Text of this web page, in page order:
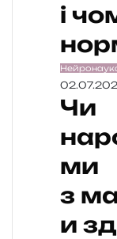
і
Чи
ми
з
и